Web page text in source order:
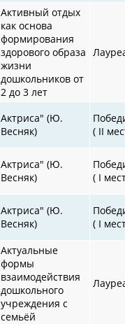
Активный отдых
как основа
формирования
здорового образа
жизни
дошкольников от
2 до 3 лет
Актриса" (Ю.
Весняк)
( II
Актриса" (Ю.
Весняк)
( I
Актриса" (Ю.
Весняк)
( I
Актуальные
формы
взаимодействия
дошкольного
учреждения с
семьёй